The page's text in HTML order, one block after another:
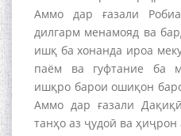
Аммо дар ғазали
дилгарм менамояд ва
ишқ ба хонанда ироа
паём ва гуфтание ба
ишқро барои ошиқон
Аммо дар ғазали
танҳо аз ҷудоӣ ва ҳиҷрон